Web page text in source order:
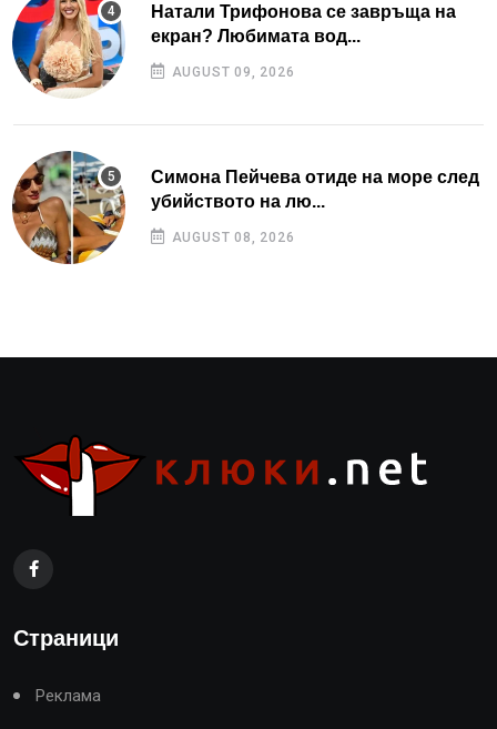
Натали Трифонова се завръща на
екран? Любимата вод...
AUGUST 09, 2026
Симона Пейчева отиде на море след
убийството на лю...
AUGUST 08, 2026
Страници
Реклама